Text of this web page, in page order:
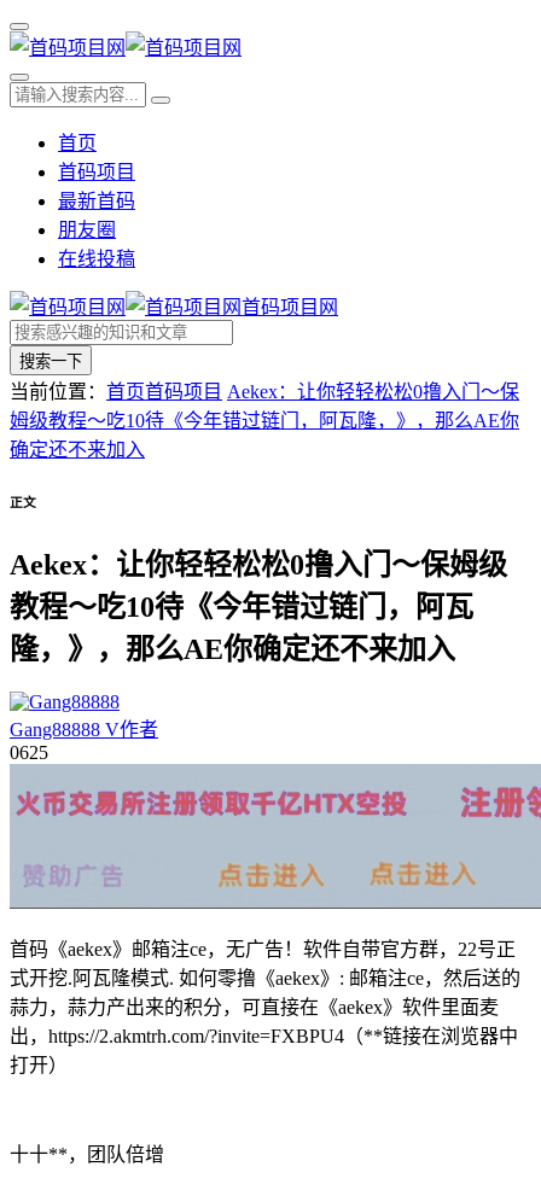
首页
首码项目
最新首码
朋友圈
在线投稿
首码项目网
搜索一下
当前位置： 首页首码项目 Aekex：让你轻轻松松0撸入门～保
姆级教程～吃10待《今年错过链门，阿瓦隆，》，那么AE你
确定还不来加入
正文
Aekex：让你轻轻松松0撸入门～保姆级
教程～吃10待《今年错过链门，阿瓦
隆，》，那么AE你确定还不来加入
Gang88888 V作者
0625
首码《aekex》邮箱注ce，无广告！软件自带官方群，22号正
式开挖.阿瓦隆模式. 如何零撸《aekex》: 邮箱注ce，然后送的
蒜力，蒜力产出来的积分，可直接在《aekex》软件里面麦
出，https://2.akmtrh.com/?invite=FXBPU4（**链接在浏览器中
打开）
十十**，团队倍增